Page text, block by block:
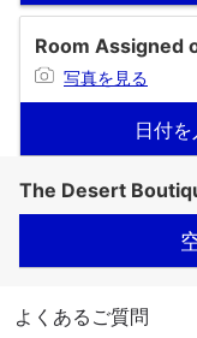
Room Assigned
写真を見る
日付
The Desert
よくあるご質問